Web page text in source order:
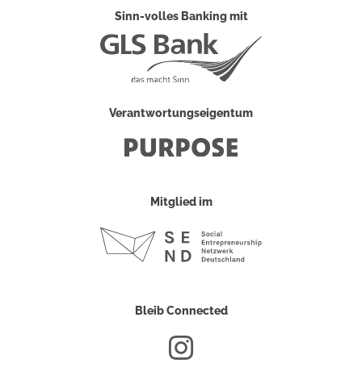
Sinn-volles Banking mit
Verantwortungseigentum
Mitglied im
Bleib Connected